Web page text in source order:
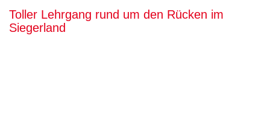
Toller Lehrgang rund um den Rücken im
Siegerland